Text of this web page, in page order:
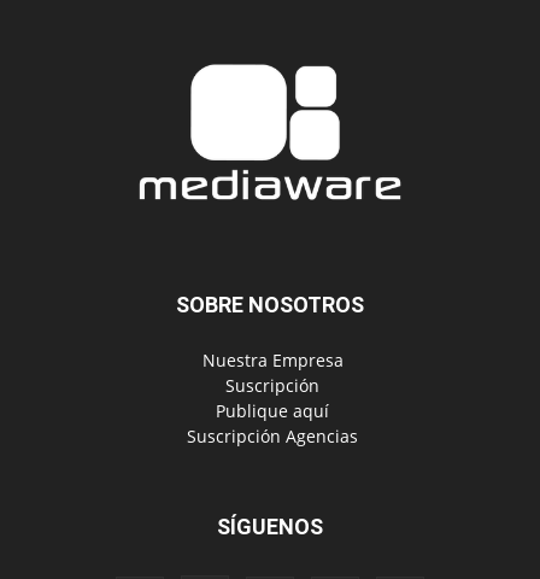
SOBRE NOSOTROS
‎ Nuestra Empresa
‎ Suscripción
‎ Publique aquí
‎ Suscripción Agencias
SÍGUENOS